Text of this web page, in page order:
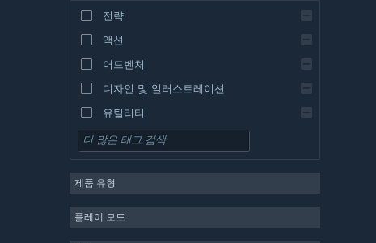
전략
액션
어드벤처
디자인 및 일러스트레이션
유틸리티
무료 플레이
MMO
제품 유형
플레이 모드